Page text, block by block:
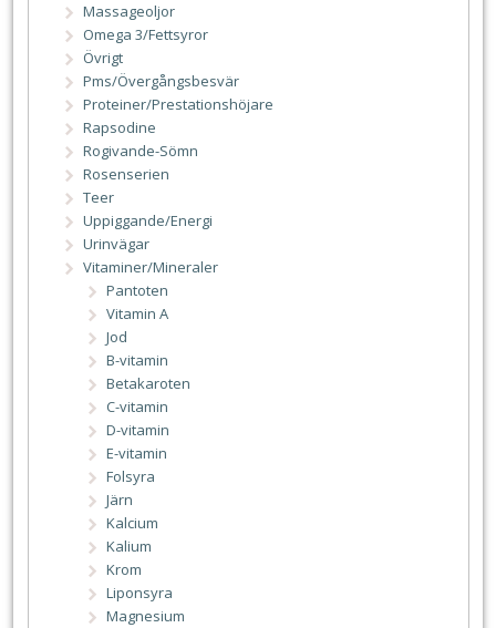
Massageoljor
Omega 3/Fettsyror
Övrigt
Pms/Övergångsbesvär
Proteiner/Prestationshöjare
Rapsodine
Rogivande-Sömn
Rosenserien
Teer
Uppiggande/Energi
Urinvägar
Vitaminer/Mineraler
Pantoten
Vitamin A
Jod
B-vitamin
Betakaroten
C-vitamin
D-vitamin
E-vitamin
Folsyra
Järn
Kalcium
Kalium
Krom
Liponsyra
Magnesium